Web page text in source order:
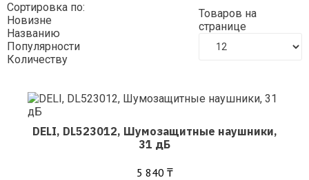
Сортировка по:
Новизне
Названию
Популярности
Количеству
Товаров на
странице
DELI, DL523012, Шумозащитные наушники,
31 дБ
5 840 ₸